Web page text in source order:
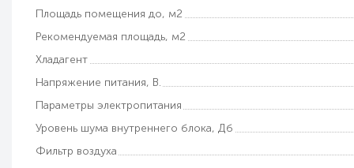
Площадь помещения до, м2
Рекомендуемая площадь, м2
Хладагент
Напряжение питания, В.
Параметры электропитания
Уровень шума внутреннего блока, Дб
Фильтр воздуха